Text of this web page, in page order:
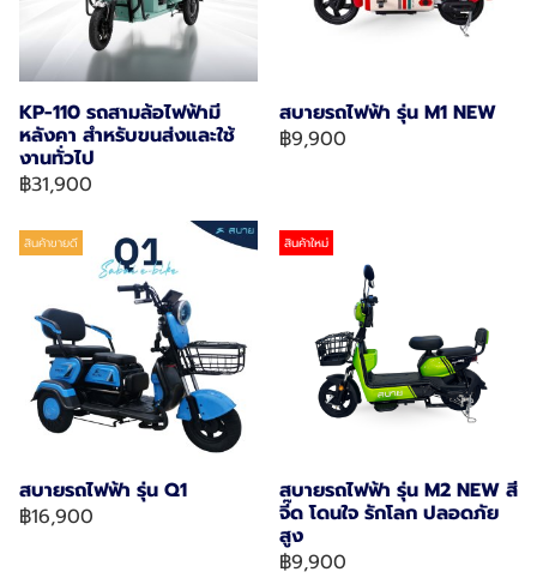
KP-110 รถสามล้อไฟฟ้ามี
หลังคา สำหรับขนส่งและใช้
งานทั่วไป
฿31,900
สบายรถไฟฟ้า รุ่น M1 NEW
฿9,900
สินค้าขายดี
สบายรถไฟฟ้า รุ่น Q1
฿16,900
สินค้าใหม่
สบายรถไฟฟ้า รุ่น M2 NEW สี
จี๊ด โดนใจ รักโลก ปลอดภัย
สูง
฿9,900